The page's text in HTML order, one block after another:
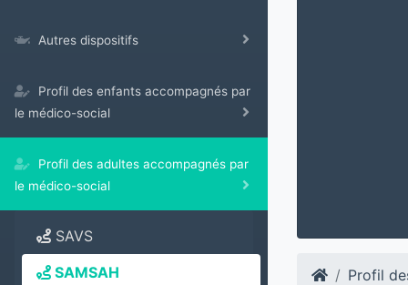
Autres dispositifs
Profil des enfants accompagnés par
le médico-social
Profil des adultes accompagnés par
le médico-social
SAVS
SAMSAH
Profil